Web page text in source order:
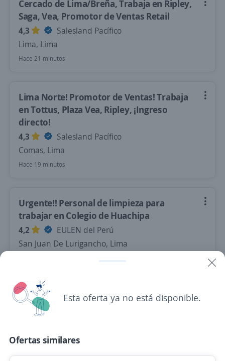
Cercado de Lima/Breña, Trabaja en Ripley,
Saga, Vea, Promotor de Ventas Retail
4,3
Salesland Pacífico
Lima, Lima
Hace 21 minutos
Lima Norte! Promotor de Ventas! Trabaja
en Tottus, Plaza Vea, Ripley, ¡Ingreso
directo!
4,3
Salesland Pacífico
Comas, Lima
Hace 19 minutos
Urgente!! Personal de limpieza para
trabajar en Colegio de Huachipa
4,2
EULEN del Perú
San Juan De Lurigancho, Lima
Personal de limpieza para trabajar en
4,2
EULEN del Perú
Ate, Lima
Esta oferta ya no está disponible.
Ofertas similares